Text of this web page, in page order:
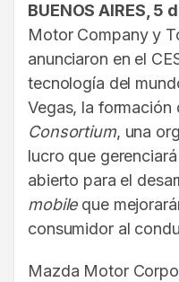
BUENOS AIRES, 5
Motor Company y
anunciaron en el
tecnología del
Vegas, la formación
Consortium, una
lucro que
abierto para el
mobileque
consumidor al
Mazda Motor